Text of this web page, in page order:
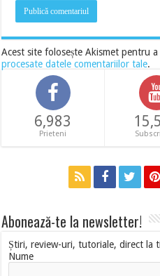
Acest site folosește Akismet pentru
procesate datele comentariilor tale.
6,983
Prieteni
Abonează-te la newsletter!
Știri, review-uri, tutoriale, direct la
Nume